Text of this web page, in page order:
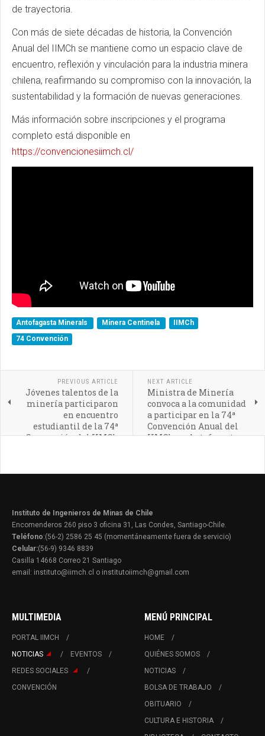
de trayectoria.
Con más de siete décadas de historia, la Convención
Anual del
IIMCh se mantiene como un espacio clave de
encuentro, reflexión y vinculación para la industria minera
chilena, reafirmando su compromiso con la innovación, la
sustentabilidad y la formación de nuevas generaciones.
Más información sobre inscripciones y el programa
completo está disponible en
https://convencionesiimch.cl/
Antofagasta Minerals Minera Centinela
IIMCh
74 Convención
PREVIOUS ARTICLE
Jóvenes talentos de la
minería participaron
en encuentro
estudiantil de la 74ª
Convención del IIMCh
NEXT ARTICLE
Ministra de Minería
convoca a la comunidad
a participar en la 74ª
Convención Anual del
IIMCh en Antofagasta
Instituto de Ingenieros de Minas de Chile
Encomenderos 260 piso 3 oficina 31, Las Condes, Santiago-Chile.
Teléfono:(56-2) 2586 25 45 (momentáneamente fuera de servicio)
Celular:(56-9) 9346 8839
Casilla 14668 Correo 21 Santiago
email: instituto@iimch.cl o institutoiimch@gmail.com
MULTIMEDIA
PORTAL IIMCH
NOTICIAS
EVENTOS
REDES SOCIALES
CONVENCIÓN
MENÚ PRINCIPAL
HOME
QUIÉNES SOMOS
NOTICIAS
BOLSA DE TRABAJO
OBITUARIO
CULTURA E HISTORIA